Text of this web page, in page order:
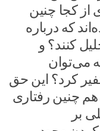
از کجا چنین
که درباره
کنند؟ و
می‌توان
کرد؟ این حق
چنین رفتاری
بر